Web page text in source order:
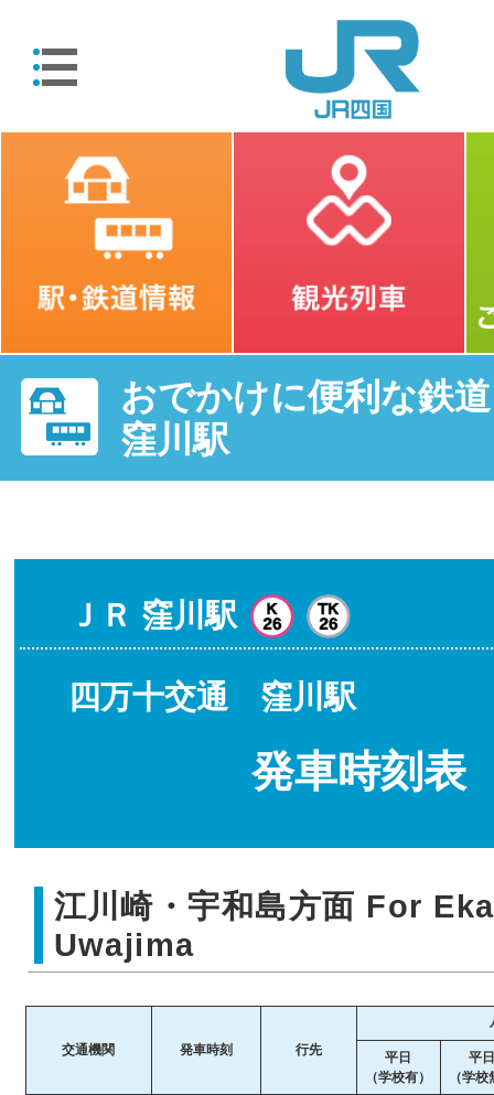
おでかけに便利な鉄
窪川駅
ＪＲ 窪川駅
四万十交通 窪川駅
発車時刻表
江川崎・宇和島方面 For
Uwajima
交通機関 発車時刻 行先
平日
（学校有）
平
（学